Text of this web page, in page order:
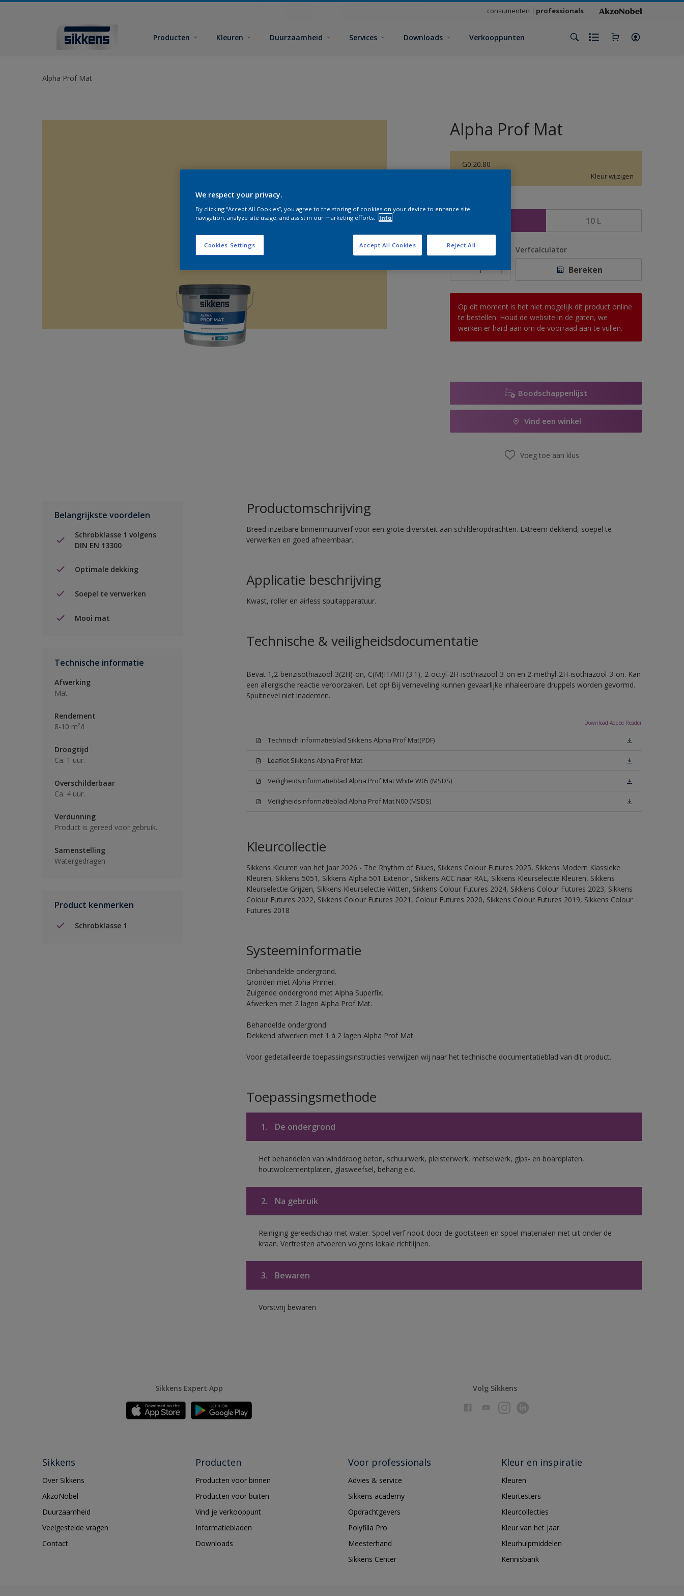
consumenten professionals
Producten Kleuren Duurzaamheid Services Downloads Verkooppunten
Alpha Prof Mat
Alpha Prof Mat
G0.20.80
Kleur wijzigen
10 L
Aantal Verfcalculator
Bereken
Op dit moment is het niet mogelijk dit product online
te bestellen. Houd de website in de gaten, we
werken er hard aan om de voorraad aan te vullen.
Boodschappenlijst
Vind een winkel
Voeg toe aan klus
Belangrijkste voordelen
Schrobklasse 1 volgens
DIN EN 13300
Optimale dekking
Soepel te verwerken
Mooi mat
Technische informatie
Afwerking
Mat
Rendement
8-10 m²/l
Droogtijd
Ca. 1 uur.
Overschilderbaar
Ca. 4 uur.
Verdunning
Product is gereed voor gebruik.
Samenstelling
Watergedragen
Product kenmerken
Schrobklasse 1
Productomschrijving
Breed inzetbare binnenmuurverf voor een grote diversiteit aan schilderopdrachten. Extreem dekkend, soepel te
verwerken en goed afneembaar.
Applicatie beschrijving
Kwast, roller en airless spuitapparatuur.
Technische & veiligheidsdocumentatie
Bevat 1,2-benzisothiazool-3(2H)-on, C(M)IT/MIT(3:1), 2-octyl-2H-isothiazool-3-on en 2-methyl-2H-isothiazool-3-on. Kan
een allergische reactie veroorzaken. Let op! Bij verneveling kunnen gevaarlijke inhaleerbare druppels worden gevormd.
Spuitnevel niet inademen.
Download Adobe Reader
Technisch Informatieblad Sikkens Alpha Prof Mat(PDF)
Leaflet Sikkens Alpha Prof Mat
Veiligheidsinformatieblad Alpha Prof Mat White W05 (MSDS)
Veiligheidsinformatieblad Alpha Prof Mat N00 (MSDS)
Kleurcollectie
Sikkens Kleuren van het Jaar 2026 - The Rhythm of Blues, Sikkens Colour Futures 2025, Sikkens Modern Klassieke
Kleuren, Sikkens 5051, Sikkens Alpha 501 Exterior , Sikkens ACC naar RAL, Sikkens Kleurselectie Kleuren, Sikkens
Kleurselectie Grijzen, Sikkens Kleurselectie Witten, Sikkens Colour Futures 2024, Sikkens Colour Futures 2023, Sikkens
Colour Futures 2022, Sikkens Colour Futures 2021, Colour Futures 2020, Sikkens Colour Futures 2019, Sikkens Colour
Futures 2018
Systeeminformatie
Onbehandelde ondergrond.
Gronden met Alpha Primer.
Zuigende ondergrond met Alpha Superfix.
Afwerken met 2 lagen Alpha Prof Mat.
Behandelde ondergrond.
Dekkend afwerken met 1 à 2 lagen Alpha Prof Mat.
Voor gedetailleerde toepassingsinstructies verwijzen wij naar het technische documentatieblad van dit product.
Toepassingsmethode
1. De ondergrond
Het behandelen van winddroog beton, schuurwerk, pleisterwerk, metselwerk, gips- en boardplaten,
houtwolcementplaten, glasweefsel, behang e.d.
2. Na gebruik
Reiniging gereedschap met water. Spoel verf nooit door de gootsteen en spoel materialen niet uit onder de
kraan. Verfresten afvoeren volgens lokale richtlijnen.
3. Bewaren
Vorstvrij bewaren
Sikkens Expert App Volg Sikkens
Sikkens
Over Sikkens
AkzoNobel
Duurzaamheid
Veelgestelde vragen
Contact
Producten
Producten voor binnen
Producten voor buiten
Vind je verkooppunt
Informatiebladen
Downloads
Voor professionals
Advies & service
Sikkens academy
Opdrachtgevers
Polyfilla Pro
Meesterhand
Sikkens Center
Kleur en inspiratie
Kleuren
Kleurtesters
Kleurcollecties
Kleur van het jaar
Kleurhulpmiddelen
Kennisbank
We respect your privacy.
By clicking “Accept All Cookies”, you agree to the storing of cookies on your device to enhance site
navigation, analyze site usage, and assist in our marketing efforts.
Info
Cookies Settings Reject All
Accept All Cookies